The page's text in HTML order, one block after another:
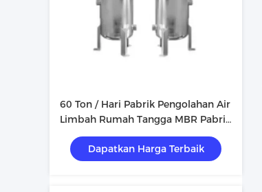
60 Ton / Hari Pabrik Pengolahan Air
Limbah Rumah Tangga MBR Pabrik
Pengolahan Air Limbah Abu-abu
Dapatkan Harga Terbaik